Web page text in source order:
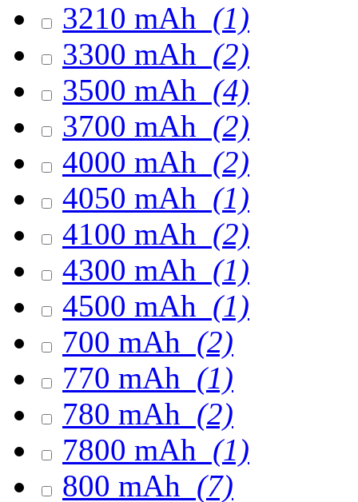
3210 mAh (1)
3300 mAh (2)
3500 mAh (4)
3700 mAh (2)
4000 mAh (2)
4050 mAh (1)
4100 mAh (2)
4300 mAh (1)
4500 mAh (1)
700 mAh (2)
770 mAh (1)
780 mAh (2)
7800 mAh (1)
800 mAh (7)